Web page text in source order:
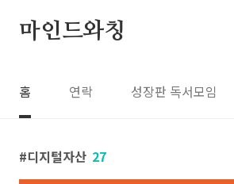
마인드와칭
홈 연락 성장판 독서모임
디지털자산 27